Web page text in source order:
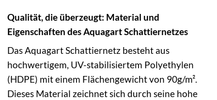
Qualität, die überzeugt: Material und
Eigenschaften des Aquagart Schattiernetzes
Das Aquagart Schattiernetz besteht aus
hochwertigem, UV-stabilisiertem Polyethylen
(HDPE) mit einem Flächengewicht von 90g/m².
Dieses Material zeichnet sich durch seine hohe